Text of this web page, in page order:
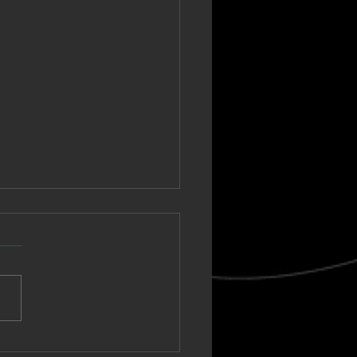
Vagabond